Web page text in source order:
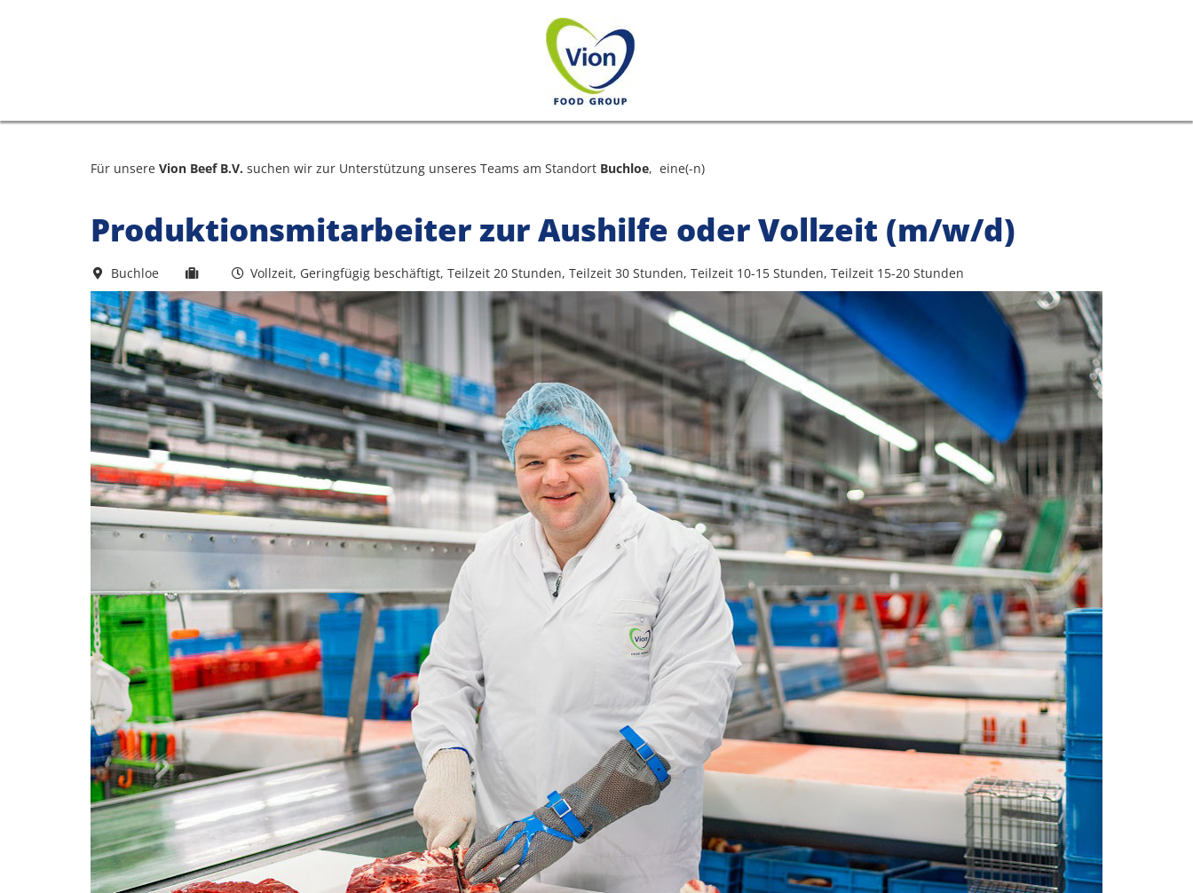
Für unsere Vion Beef B.V. suchen wir zur Unterstützung unseres Teams am Standort Buchloe, eine(-n)
Produktionsmitarbeiter zur Aushilfe oder Vollzeit (m/w/d)
Buchloe Vollzeit, Geringfügig beschäftigt, Teilzeit 20 Stunden, Teilzeit 30 Stunden, Teilzeit 10-15 Stunden, Teilzeit 15-20 Stunden